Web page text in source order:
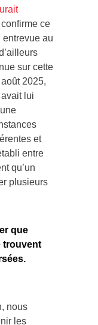
confirme ce
entrevue au
sur cette
2025,
lui
et
entre
qu’un
plusieurs
que
trouvent
nous
les